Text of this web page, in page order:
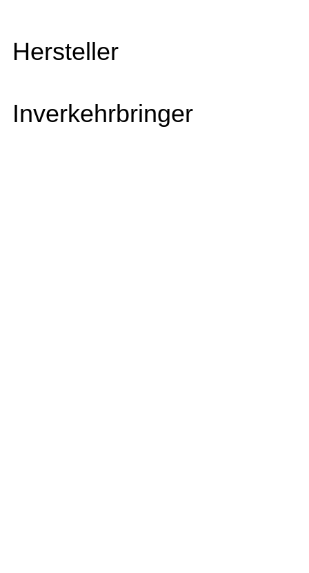
Hersteller
Inverkehrbringer